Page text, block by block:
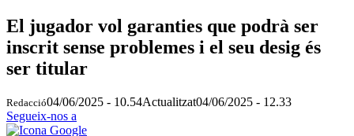
El jugador vol garanties que podrà ser
inscrit sense problemes i el seu desig és
ser titular
Redacció04/06/2025 - 10.54Actualitzat04/06/2025 - 12.33
Segueix-nos a